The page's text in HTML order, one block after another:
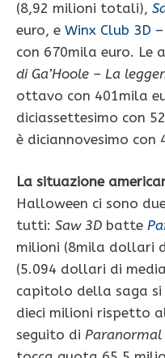
(8,92 milioni totali),
euro, e Winx Club 3D
con 670mila euro. Le
di Ga’Hoole – La
ottavo con 401mila
diciassettesimo con
è diciannovesimo con
La situazione
Halloween ci sono
tutti: Saw 3D batte
milioni (8mila dollari
(5.094 dollari di
capitolo della saga
dieci milioni rispetto
seguito di